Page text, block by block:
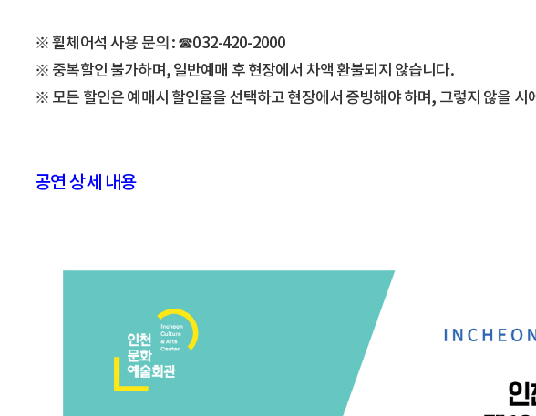
※ 휠체어석 사용 문의 : ☎032-420-2000
※ 중복할인 불가하며, 일반예매 후 현장에서 차액 환불되지 않습니다.
※ 모든 할인은 예매시 할인율을 선택하고 현장에서 증빙해야 하며, 그렇지 않을
공연 상세 내용